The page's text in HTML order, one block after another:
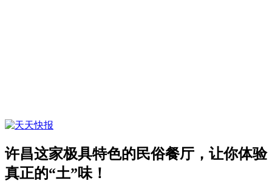
许昌这家极具特色的民俗餐厅，让你体验
真正的“土”味！